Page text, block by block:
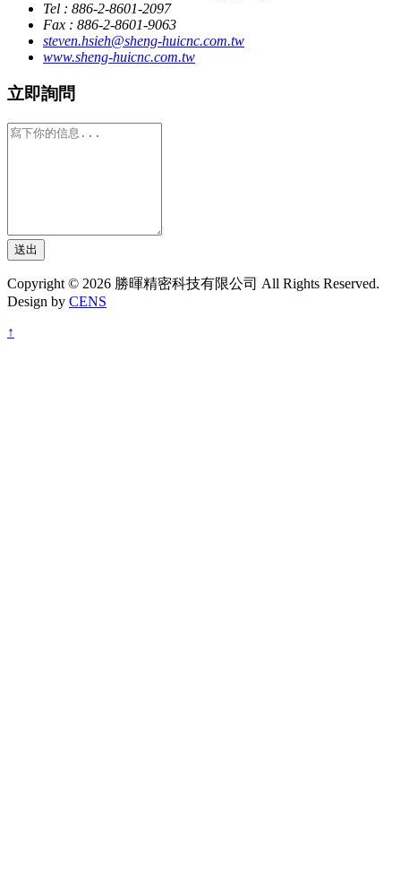
Tel : 886-2-8601-2097
Fax : 886-2-8601-9063
steven.hsieh@sheng-huicnc.com.tw
www.sheng-huicnc.com.tw
立即詢問
送出
Copyright © 2026 勝暉精密科技有限公司 All Rights Reserved.
Design by CENS
↑